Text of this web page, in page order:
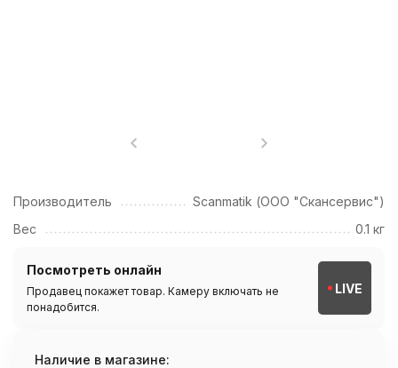
Производитель
Scanmatik (ООО "Скансервис")
Вес
0.1 кг
Посмотреть онлайн
Продавец покажет товар. Камеру включать не
понадобится.
LIVE
Наличие в магазине: